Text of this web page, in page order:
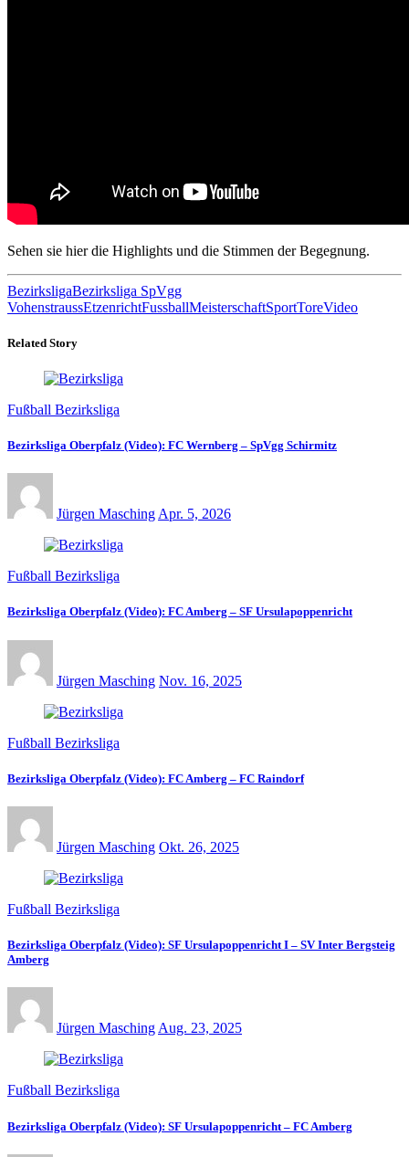
Sehen sie hier die Highlights und die Stimmen der Begegnung.
BezirksligaBezirksliga SpVgg
VohenstraussEtzenrichtFussballMeisterschaftSportToreVideo
Related Story
Fußball Bezirksliga
Bezirksliga Oberpfalz (Video): FC Wernberg – SpVgg Schirmitz
Jürgen Masching Apr. 5, 2026
Fußball Bezirksliga
Bezirksliga Oberpfalz (Video): FC Amberg – SF Ursulapoppenricht
Jürgen Masching Nov. 16, 2025
Fußball Bezirksliga
Bezirksliga Oberpfalz (Video): FC Amberg – FC Raindorf
Jürgen Masching Okt. 26, 2025
Fußball Bezirksliga
Bezirksliga Oberpfalz (Video): SF Ursulapoppenricht I – SV Inter Bergsteig
Amberg
Jürgen Masching Aug. 23, 2025
Fußball Bezirksliga
Bezirksliga Oberpfalz (Video): SF Ursulapoppenricht – FC Amberg